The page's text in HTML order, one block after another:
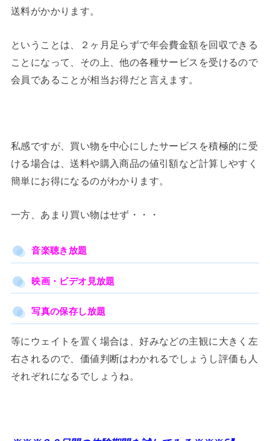
送料がかかります。
ということは、２ヶ月足らずで年会費金額を回収できる
ことになって、その上、他の各種サービスを受けるので
会員であることが相当お得だと言えます。
私感ですが、買い物を中心にしたサービスを積極的に受
ける場合は、送料や購入商品の値引額など計算しやすく
簡単にお得になるのがわかります。
一方、あまり買い物はせず・・・
音楽聴き放題
映画・ビデオ見放題
写真の保存し放題
等にウェイトを置く場合は、好みなどの主観に大きく左
右されるので、価値判断はわかれるでしょうし評価も人
それぞれになるでしょうね。